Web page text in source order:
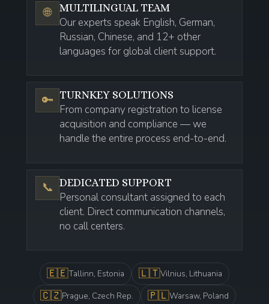
🌐 MULTILINGUAL TEAM
Our experts speak English, German,
Russian, Chinese, and 12+ other
languages for global client support.
🔑 TURNKEY SOLUTIONS
From company registration to license
acquisition and compliance — we
handle the entire process end-to-end.
📞 DEDICATED SUPPORT
Personal consultant assigned to each
client. Direct communication channels,
no call centers.
🇪🇪Tallinn, Estonia 🇱🇹Vilnius, Lithuania
🇨🇿Prague, Czech Rep. 🇵🇱Warsaw, Poland